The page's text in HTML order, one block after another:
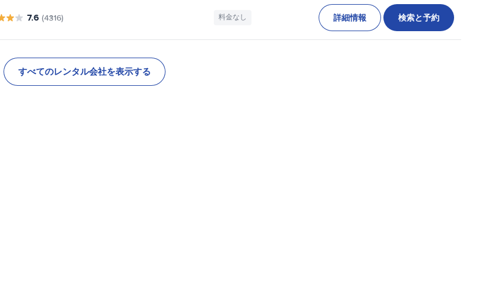
7.6 (4316) 料金なし 詳細情報 検索と予約
すべてのレンタル会社を表示する